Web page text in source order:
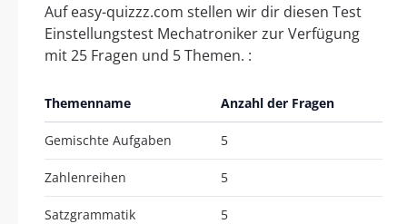
Auf easy-quizzz.com stellen wir dir diesen Test
Einstellungstest Mechatroniker zur Verfügung
mit 25 Fragen und 5 Themen. :
Themenname Anzahl der Fragen
Gemischte Aufgaben 5
Zahlenreihen 5
Satzgrammatik 5